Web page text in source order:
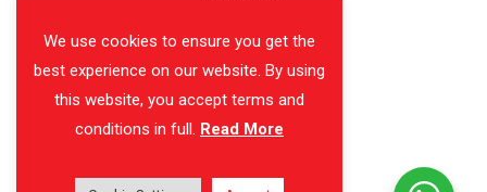
SERVIZIO CLIENTI
Assistenza clienti
Modalità di pagamento
We use cookies to ensure you get the
best experience on our website. By using
this website, you accept terms and
conditions in full. Read More